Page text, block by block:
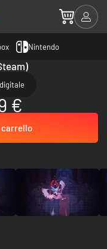
Nintendo
€
carrello